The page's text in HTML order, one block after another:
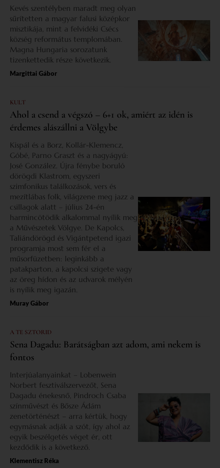
Kevés szentélyben maradt meg olyan
sűrítetten a magyar falusi középkor
misztikája, mint a felvidéki Csécs
község református templomában.
Magna Hungaria sorozatunk
tizenkettedik része következik.
Margittai Gábor
KULT
Ahol a csend a végszó – 6+1 ok, amiért az idén is
érdemes alászállni a Völgybe
Kispál és a Borz, Kollár-Klemencz,
Góbé, Parno Graszt és a nagyágyú:
José González. Újra fénybe boruló
dörögdi Klastrom, egyszeri
szimfonikus találkozások, vers és
mezítlábas folk, világzene meg jazz a
csillagok alatt – július 24-én
harmincötödik alkalommal nyílik meg
a Művészetek Völgye. De Kapolcs,
Taliándörögd és Vigántpetend igazi
programja most sem fér el a
műsorfüzetben: leginkább a
patakparton, a kapolcsi szigete vagy
az öreg hídon és az udvarok mélyén
is nyílik meg igazán.
Muray Gábor
A TE SZTORID
Sena Dagadu: Barátságban azt adom, ami nekem is
fontos
Interjúalanyainkat – Lobenwein
Norbert fesztiválszervezőt, Sena
Dagadu énekesnő, Pindroch Csaba
színművészt és Bősze Ádám
zenetörténészt – arra kértük, hogy
egymásnak adják a szót, így ahol az
egyik beszélgetés véget ér, ott
kezdődik is a következő.
Klementisz Réka